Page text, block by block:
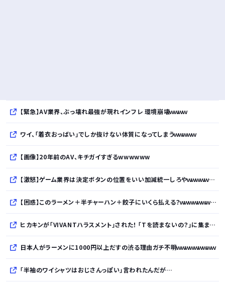
【緊急】AV業界、ぶっ壊れ最強が現れインフレ 環境崩壊ｗｗｗｗ
ワイ、「着衣おっばい」でしか抜けない体質になってしまうｗｗｗｗｗ
【画像】20年前のAV、キチガイすぎるwwwwww
【激怒】ゲーム業界は決定ボタンの位置をいい加減統一しろやｗｗｗｗｗｗｗｗｗｗ
【困惑】このラーメン＋半チャーハン＋餃子にいくら払える？ｗｗｗｗｗｗｗｗｗｗ
ヒカキンが「VIVANTハラスメント」された！ 「Tを読まないの？」に集まった「読めて当然」マウント
日本人がラーメンに1000円以上だすの渋る理由ガチ不明ｗｗｗｗｗｗｗｗｗ
「半袖のワイシャツはおじさんっぽい」言われたんだが…